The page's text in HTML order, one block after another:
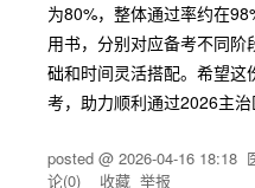
为80%，整体通过率约在
用书，分别对应备考不同
础和时间灵活搭配。希望
考，助力顺利通过2026主治
posted @ 2026-04-16 18:18
论(0) 收藏 举报